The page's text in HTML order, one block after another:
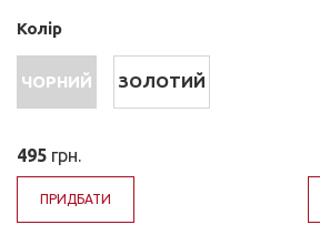
Колір
ЧОРНИЙ ЗОЛОТИЙ
495 грн.
ПРИДБАТИ